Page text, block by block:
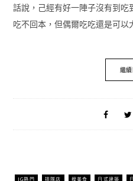
話說，己經有好一陣子沒有到
吃不回本，但偶爾吃吃還是可
繼
IG熱門 排隊店 搜美食 日式建築